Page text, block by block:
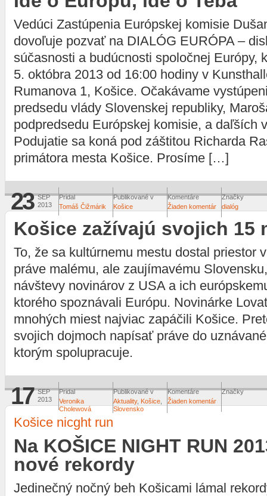
Vedúci Zastúpenia Európskej komisie
dovoľuje pozvať na DIALÓG EURÓPA –
súčasnosti a budúcnosti spoločnej Európy,
5. októbra 2013 od 16:00 hodiny v
Rumanova 1, Košice. Očakávame
predsedu vlády Slovenskej republiky,
podpredsedu Európskej komisie, a daľších
Podujatie sa koná pod záštitou Richarda
primátora mesta Košice. Prosíme […]
23 SEP
2013
Pridal
Tomáš Čižmárik
Publikované v
Košice
Komentáre
Žiaden komentár
Značky
dialóg
Košice zažívajú svojich 15
To, že sa kultúrnemu mestu dostal priestor
práve malému, ale zaujímavému
návštevy novinárov z USA a ich
ktorého spoznávali Európu. Novinárke
mnohých miest najviac zapáčili Košice.
svojich dojmoch napísať práve do
ktorým spolupracuje.
17 SEP
2013
Pridal
Veronika
Cholewová
Publikované v
Aktuality, Košice
Slovensko
Komentáre
Žiaden komentár
Značky
Košice nicght run
Na KOŠICE NIGHT RUN
nové rekordy
Jedinečný nočný beh Košicami lámal